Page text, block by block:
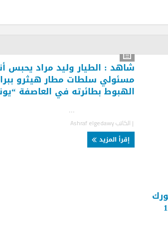
شاهد : الطيار وليد مراد يحبس أنفاس
مسئولي سلطات مطار هيثرو ببراعته في
الهبوط بطائرته في العاصفة “يونيس”
Ashraf elgedawy